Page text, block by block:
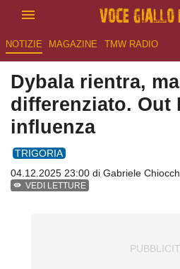
NOTIZIE MAGAZINE TMW RADIO
Dybala rientra,
differenziato. Out
influenza
TRIGORIA
04.12.2025 23:00 di Gabriele
VEDI LETTURE